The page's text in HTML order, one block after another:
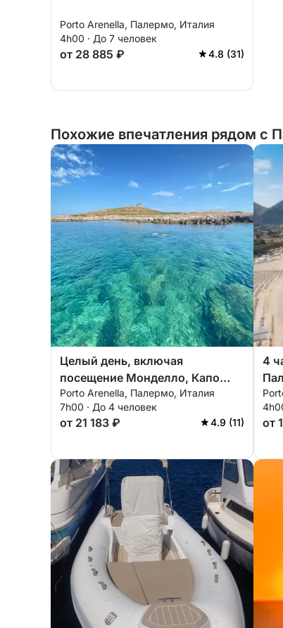
Porto Arenella, Палермо, Италия
4h00 · До 7 человек
от 28 885 ₽ 4.8 (31)
Похожие впечатления рядом с
Целый день, включая
посещение Монделло, Капо
Галло и Нефтяной пещеры.
Porto Arenella, Палермо, Италия
7h00 · До 4 человек
от 21 183 ₽ 4.9 (11)
4
от